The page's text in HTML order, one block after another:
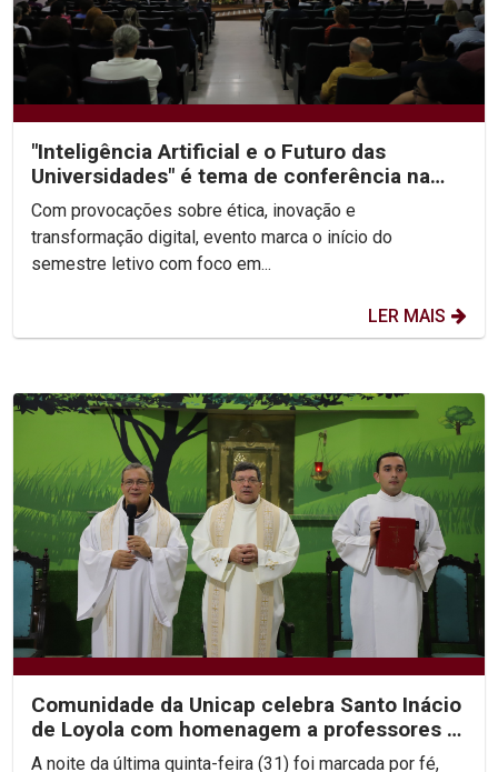
"Inteligência Artificial e o Futuro das
Universidades" é tema de conferência na
abertura da...
Com provocações sobre ética, inovação e
transformação digital, evento marca o início do
semestre letivo com foco em...
LER MAIS
Comunidade da Unicap celebra Santo Inácio
de Loyola com homenagem a professores e
jesuítas
A noite da última quinta-feira (31) foi marcada por fé,